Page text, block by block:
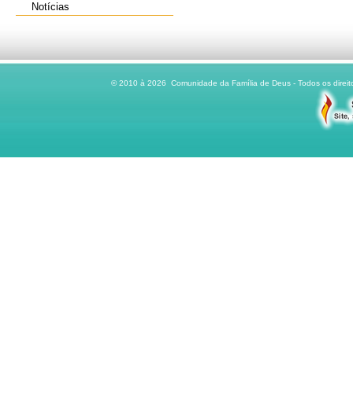
Notícias
© 2010 à 2026 Comunidade da Família de Deus - Todos os